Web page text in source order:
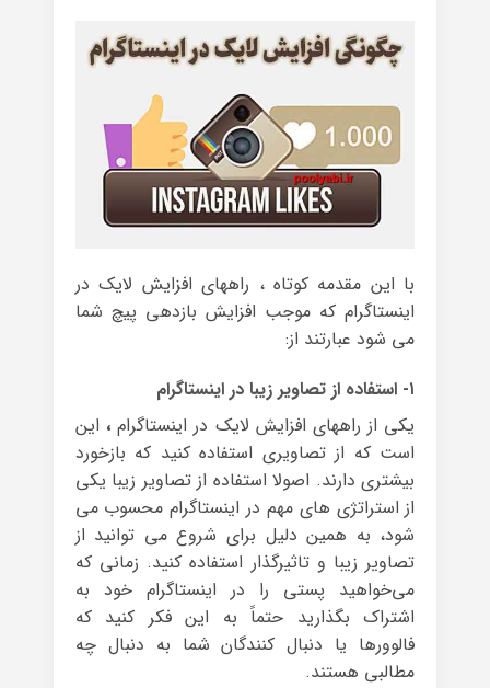
با این مقدمه کوتاه ، راههای افزایش لایک در
اینستاگرام که موجب افزایش بازدهی پیچ شما
می شود عبارتند از:
۱- استفاده از تصاویر زیبا در اینستاگرام
یکی از راههای افزایش لایک در اینستاگرام، این
است که از تصاویری استفاده کنید که بازخورد
بیشتری دارند. اصولا استفاده از تصاویر زیبا یکی
از استراتژی های مهم در اینستاگرام محسوب می
شود، به همین دلیل برای شروع می توانید از
تصاویر زیبا و تاثیرگذار استفاده کنید. زمانی که
می‌خواهید پستی را در اینستاگرام خود به
اشتراک بگذارید حتماً به این فکر کنید که
فالوورها یا دنبال کنندگان شما به دنبال چه
مطالبی هستند.